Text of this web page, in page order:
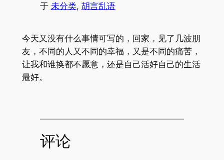
于 未分类, 胡言乱语
今天又没有什么事情可写的，回家，见了几波朋
友，不同的人又不同的幸福，又是不同的痛苦，
让我和谁换都不愿意，还是自己活好自己的生活
最好。
评论